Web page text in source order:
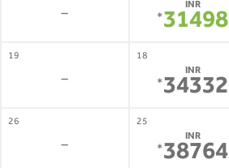
INR
31498
*
-
18
INR
34332
*
19
-
25
INR
38764
*
26
-